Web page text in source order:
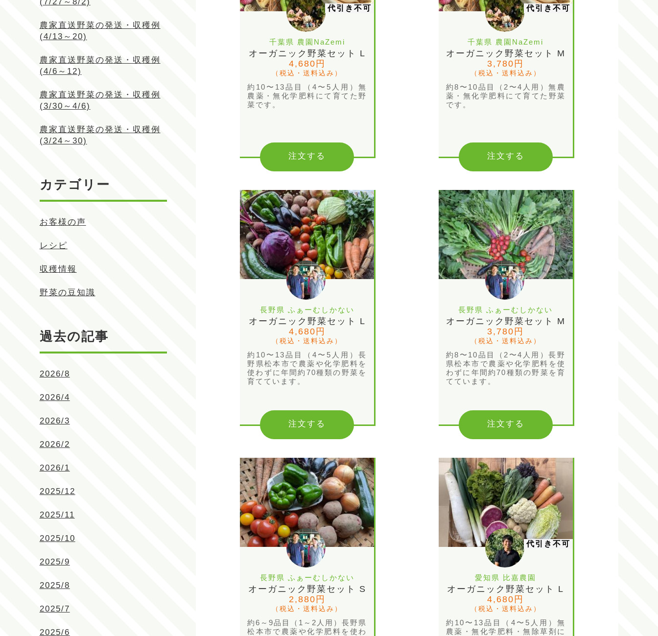
農家直送野菜の発送・収穫例
(4/13～20)
農家直送野菜の発送・収穫例
(4/6～12)
農家直送野菜の発送・収穫例
(3/30～4/6)
農家直送野菜の発送・収穫例
(3/24～30)
カテゴリー
お客様の声
レシピ
収穫情報
野菜の豆知識
過去の記事
2026/8
2026/4
2026/3
2026/2
2026/1
2025/12
2025/11
2025/10
2025/9
2025/8
2025/7
2025/6
代引き不可
千葉県 農園NaZemi
オーガニック野菜セット L
4,680円
（税込・送料込み）
約10〜13品目（4〜5人用）無
農薬・無化学肥料にて育てた野
菜です。
注文する
代引き不可
千葉県 農園NaZemi
オーガニック野菜セット M
3,780円
（税込・送料込み）
約8〜10品目（2〜4人用）無農
薬・無化学肥料にて育てた野菜
です。
注文する
長野県 ふぁーむしかない
オーガニック野菜セット L
4,680円
（税込・送料込み）
約10〜13品目（4〜5人用）長
野県松本市で農薬や化学肥料を
使わずに年間約70種類の野菜を
育てています。
注文する
長野県 ふぁーむしかない
オーガニック野菜セット M
3,780円
（税込・送料込み）
約8〜10品目（2〜4人用）長野
県松本市で農薬や化学肥料を使
わずに年間約70種類の野菜を育
てています。
注文する
長野県 ふぁーむしかない
オーガニック野菜セット S
2,880円
（税込・送料込み）
約6～9品目（1～2人用）長野県
松本市で農薬や化学肥料を使わ
代引き不可
愛知県 比嘉農園
オーガニック野菜セット L
4,680円
（税込・送料込み）
約10〜13品目（4〜5人用）無
農薬・無化学肥料・無除草剤に